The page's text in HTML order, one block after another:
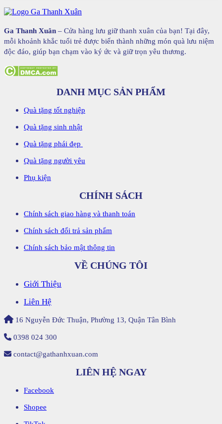
Ga Thanh Xuân – Cửa hàng lưu giữ thanh xuân của bạn! Tại đây,
mỗi khoảnh khắc tuổi trẻ được biến thành những món quà lưu niệm
độc đáo, giúp bạn chạm vào ký ức và giữ trọn yêu thương.
DANH MỤC SẢN PHẨM
Quà tặng tốt nghiệp
Quà tặng sinh nhật
Quà tặng phái đẹp
Quà tặng người yêu
Phụ kiện
CHÍNH SÁCH
Chính sách giao hàng và thanh toán
Chính sách đổi trả sản phẩm
Chính sách bảo mật thông tin
VỀ CHÚNG TÔI
Giới Thiệu
Liên Hệ
16 Nguyễn Đức Thuận, Phường 13, Quận Tân Bình
0398 024 300
contact@gathanhxuan.com
LIÊN HỆ NGAY
Facebook
Shopee